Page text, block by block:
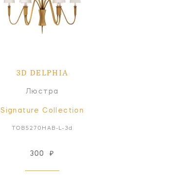
3D DELPHIA
Люстра
Signature Collection
TOB5270HAB-L-3d
300 ₽